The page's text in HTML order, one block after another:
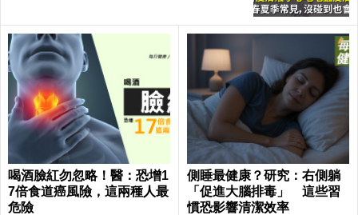
喝酒臉紅勿忽略！醫：恐增1
7倍食道癌風險，這兩種人最
危險
側睡最健康？研究：右側躺
「促進大腦排毒」 這些習
慣恐影響清潔效率